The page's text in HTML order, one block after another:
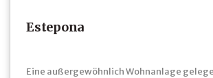
Estepona
Eine außergewöhnlich Wohnanlage